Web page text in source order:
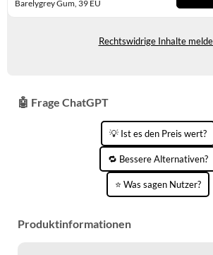
STIEFELETTEN
TREKKINGSANDALEN
WINTERSCHUHE
Barelygrey Gum, 39 EU
Rechtswidrige Inhalte
🤖 Frage ChatGPT
💡 Ist es den Preis wert?
🔁 Bessere Alternativen?
⭐ Was sagen Nutzer?
Produktinformationen